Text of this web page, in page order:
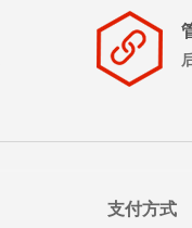
支付方式